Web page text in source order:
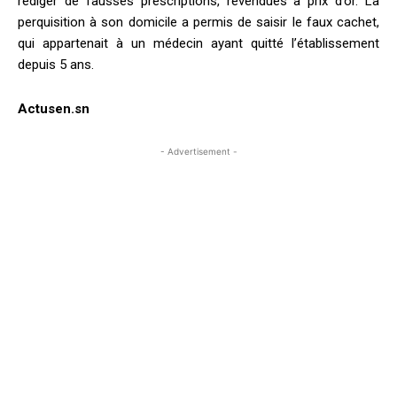
perquisition à son domicile a permis de saisir le faux cachet,
qui appartenait à un médecin ayant quitté l’établissement
depuis 5 ans.
Actusen.sn
- Advertisement -